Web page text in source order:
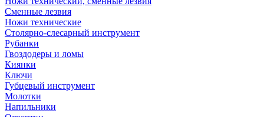
Сменные лезвия
Ножи технические
Столярно-слесарный инструмент
Рубанки
Гвоздодеры и ломы
Киянки
Ключи
Губцевый инструмент
Молотки
Напильники